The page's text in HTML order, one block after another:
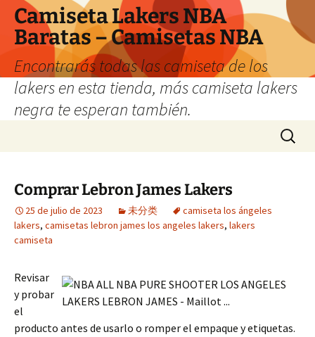
Camiseta Lakers NBA
Baratas – Camisetas NBA
Encontrarás todas las camiseta de los
lakers en esta tienda, más camiseta lakers
negra te esperan también.
Buscar:
Comprar Lebron James Lakers
25 de julio de 2023 未分类
camiseta los ángeles
lakers, camisetas lebron james los angeles lakers, lakers
camiseta
Revisar
y probar
el
producto antes de usarlo o romper el empaque y etiquetas.